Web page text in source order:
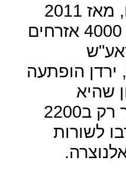
עפ"י נתוני הדו"ח, מאז 2011
ועד היום ישנם כ 4000 אזרחים
ירדן הופתעה
שהיא
העריכה כי מדובר רק ב2200
לשורות